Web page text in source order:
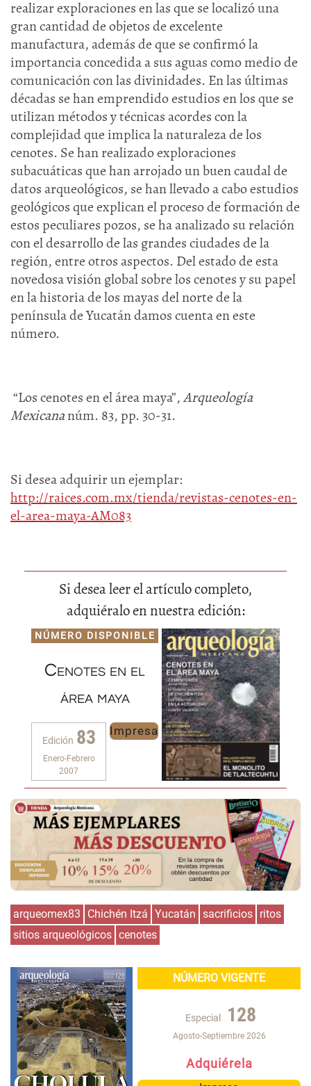
realizar exploraciones en las que se localizó una
gran cantidad de objetos de excelente
manufactura, además de que se confirmó la
importancia concedida a sus aguas como medio de
comunicación con las divinidades. En las últimas
décadas se han emprendido estudios en los que se
utilizan métodos y técnicas acordes con la
complejidad que implica la naturaleza de los
cenotes. Se han realizado exploraciones
subacuáticas que han arrojado un buen caudal de
datos arqueológicos, se han llevado a cabo estudios
geológicos que explican el proceso de formación de
estos peculiares pozos, se ha analizado su relación
con el desarrollo de las grandes ciudades de la
región, entre otros aspectos. Del estado de esta
novedosa visión global sobre los cenotes y su papel
en la historia de los mayas del norte de la
península de Yucatán damos cuenta en este
número.
“Los cenotes en el área maya”,Arqueología
Mexicananúm. 83, pp. 30-31.
Si desea adquirir un ejemplar:
http://raices.com.mx/tienda/revistas-cenotes-en-
el-area-maya-AM083
Si desea leer el artículo completo,
adquiéralo en nuestra edición:
NÚMERO DISPONIBLE
Cenotes en el
área maya
Edición 83
Enero-Febrero
2007
Impresa
arqueomex83 Chichén Itzá Yucatán sacrificios ritos
sitios arqueológicos cenotes
NÚMERO VIGENTE
Especial 128
Agosto-Septiembre 2026
Adquiérela